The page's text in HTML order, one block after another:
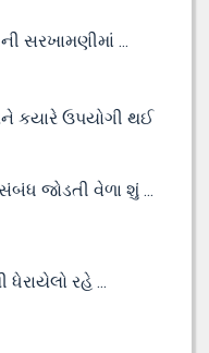
સરખામણીમાં ...
કયારે ઉપયોગી થઈ
જોડતી વેળા શું ...
રહે ...